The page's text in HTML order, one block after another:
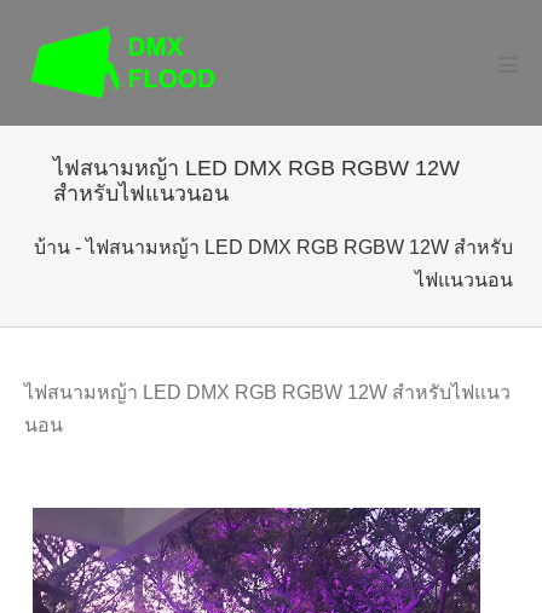
ไฟสนามหญ้า LED DMX RGB RGBW 12W
สำหรับไฟแนวนอน
บ้าน -ไฟสนามหญ้า LED DMX RGB RGBW 12W สำหรับ
ไฟแนวนอน
ไฟสนามหญ้า LED DMX RGB RGBW 12W สำหรับไฟแนว
นอน